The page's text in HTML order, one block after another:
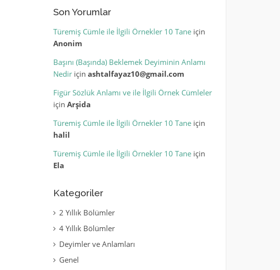
Son Yorumlar
Türemiş Cümle ile İlgili Örnekler 10 Taneiçin
Anonim
Başını (Başında) Beklemek Deyiminin Anlamı
Nediriçin ashtalfayaz10@gmail.com
Figür Sözlük Anlamı ve ile İlgili Örnek Cümleler
için Arşida
Türemiş Cümle ile İlgili Örnekler 10 Taneiçin
halil
Türemiş Cümle ile İlgili Örnekler 10 Taneiçin
Ela
Kategoriler
2 Yıllık Bölümler
4 Yıllık Bölümler
Deyimler ve Anlamları
Genel